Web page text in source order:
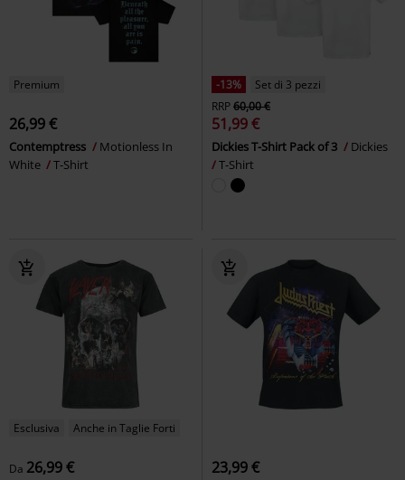
Premium
26,99 €
Contemptress
Motionless In
White
T-Shirt
-13%
Set di 3 pezzi
RRP60,00 €
51,99 €
Dickies T-Shirt Pack of 3
Dickies
T-Shirt
Esclusiva Anche in Taglie Forti
Da 26,99 € 23,99 €